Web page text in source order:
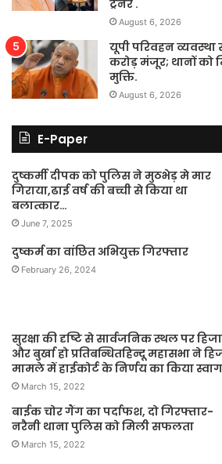
ट्रेनर .
August 6, 2026
यूपी परिवहन
करोड़ मंजूर; थानों को
मुक्ति.
August 6, 2026
E-Paper
दुष्कर्मी दीपक को पुलिस ने मुठभेड़ मे मार
गिराया,ढाई वर्ष की बच्ची से किया था
बलात्कार…
June 7, 2025
दुष्कर्म का वांछित अभियुक्त गिरफ्तार
February 26, 2024
सुरक्षा की दृष्टि से सार्वजनिक स्थल पर
और बुर्खा हो प्रतिबन्धितहिन्दू महासभा ने
मामले में हाईकोर्ट के निर्णय का किया
March 15, 2022
बाईक चोर गैंग का पर्दाफश, दो गिरफ्तार-
नरैनी थाना पुलिस को मिली सफलता
March 15, 2022